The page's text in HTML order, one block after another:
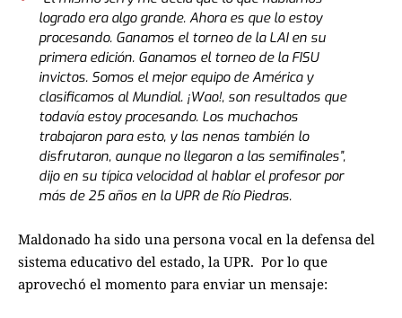
logrado era algo grande. Ahora es que lo estoy
procesando. Ganamos el torneo de la LAI en su
primera edición. Ganamos el torneo de la FISU
invictos. Somos el mejor equipo de América y
clasificamos al Mundial. ¡Wao!, son resultados que
todavía estoy procesando. Los muchachos
trabajaron para esto, y las nenas también lo
disfrutaron, aunque no llegaron a las semifinales”,
dijo en su típica velocidad al hablar el profesor por
más de 25 años en la UPR de Río Piedras.
Maldonado ha sido una persona vocal en la defensa del
sistema educativo del estado, la UPR. Por lo que
aprovechó el momento para enviar un mensaje: